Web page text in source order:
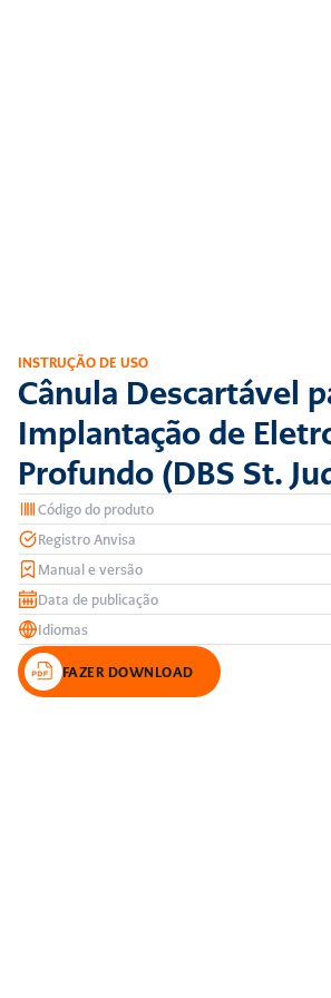
INSTRUÇÃO DE USO
Cânula Descartável
Implantação de
Profundo (DBS St.
Código do produto
Registro Anvisa
Manual e versão
Data de publicação
Idiomas
FAZER DOWNLOAD